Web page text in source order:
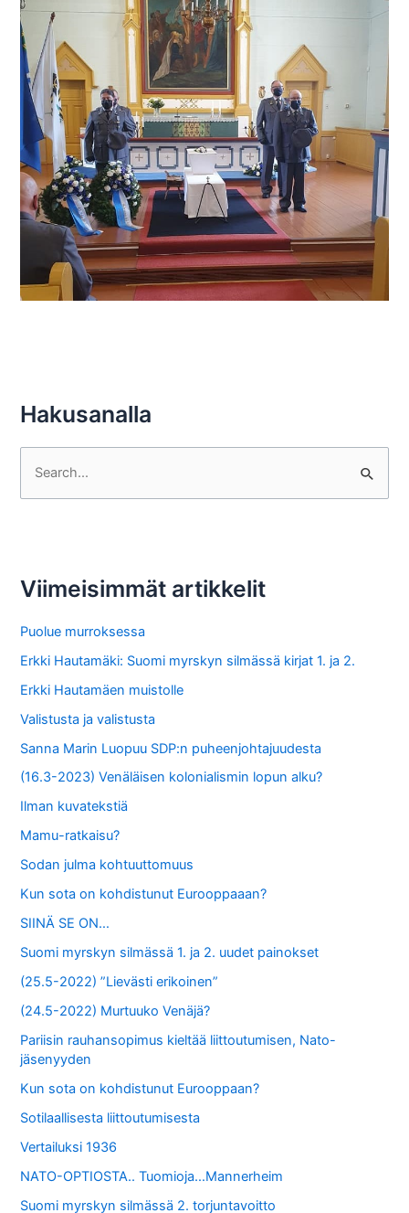
Hakusanalla
h
r
:
Viimeisimmät artikkelit
Puolue murroksessa
Erkki Hautamäki: Suomi myrskyn silmässä kirjat 1. ja 2.
Erkki Hautamäen muistolle
Valistusta ja valistusta
Sanna Marin Luopuu SDP:n puheenjohtajuudesta
(16.3-2023) Venäläisen kolonialismin lopun alku?
Ilman kuvatekstiä
Mamu-ratkaisu?
Sodan julma kohtuuttomuus
Kun sota on kohdistunut Eurooppaaan?
SIINÄ SE ON…
Suomi myrskyn silmässä 1. ja 2. uudet painokset
(25.5-2022) ”Lievästi erikoinen”
(24.5-2022) Murtuuko Venäjä?
Pariisin rauhansopimus kieltää liittoutumisen, Nato-
jäsenyyden
Kun sota on kohdistunut Eurooppaan?
Sotilaallisesta liittoutumisesta
Vertailuksi 1936
NATO-OPTIOSTA.. Tuomioja…Mannerheim
Suomi myrskyn silmässä 2. torjuntavoitto